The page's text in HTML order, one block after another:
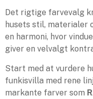
Det rigtige farvevalg
husets stil, materialer
en harmoni, hvor
giver en velvalgt
Start med at vurdere
funkisvilla med rene
markante farver som